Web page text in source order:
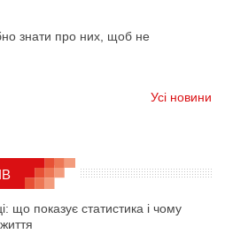
знати про них, щоб не
Усі новини
що показує статистика і чому